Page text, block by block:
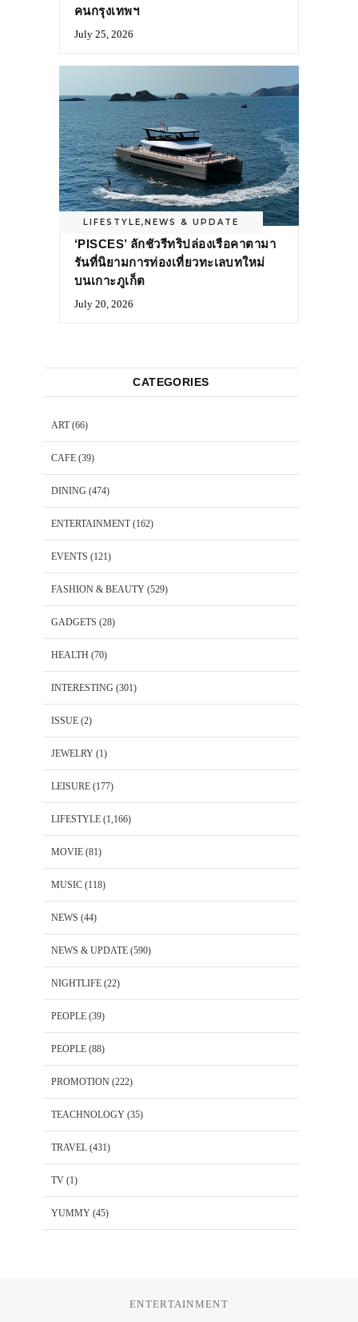
คนกรุงเทพฯ
July 25, 2026
LIFESTYLE,NEWS & UPDATE
‘PISCES’ ลักชัวรีทริปล่องเรือคาตามา
รันที่นิยามการท่องเที่ยวทะเลบทใหม่
บนเกาะภูเก็ต
July 20, 2026
CATEGORIES
ART(66)
CAFE (39)
DINING (474)
ENTERTAINMENT(162)
EVENTS (121)
FASHION & BEAUTY (529)
GADGETS (28)
HEALTH (70)
INTERESTING (301)
ISSUE (2)
JEWELRY (1)
LEISURE (177)
LIFESTYLE (1,166)
MOVIE (81)
MUSIC (118)
NEWS (44)
NEWS & UPDATE (590)
NIGHTLIFE (22)
PEOPLE (39)
PEOPLE (88)
PROMOTION (222)
TEACHNOLOGY (35)
TRAVEL (431)
TV (1)
YUMMY (45)
ENTERTAINMENT